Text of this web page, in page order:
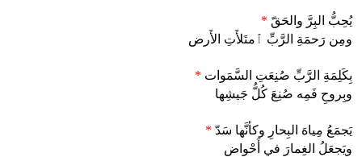
يُحِبُّ البِرَّ والحَقّ *
ومِن رَحمَةِ الرَّبِّ ٱمتَلأَتِ الأَرض
بِكَلِمَةِ الرَّبِّ صُنِعَتِ السَّمَوات *
وبِروحِ فَمِه صُنِعَ كُلُّ جَيشِها
يَجمَعُ مِياهَ البِحارِ وكأنَّها سَدّ *
ويَجعَلُ الغِمارَ في أَحْواض